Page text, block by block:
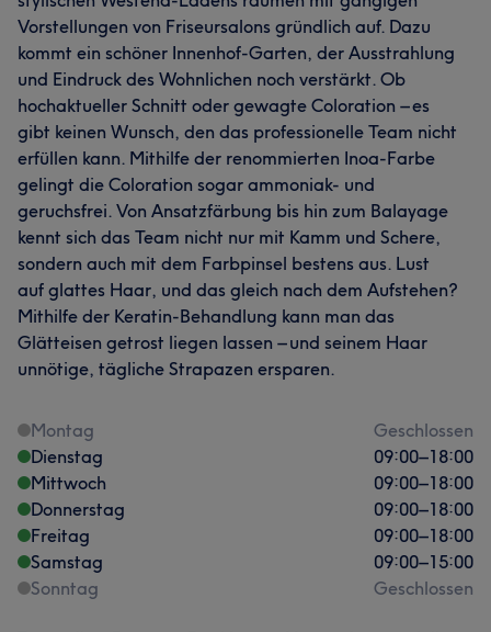
Vorstellungen von Friseursalons gründlich auf. Dazu
kommt ein schöner Innenhof-Garten, der Ausstrahlung
und Eindruck des Wohnlichen noch verstärkt. Ob
hochaktueller Schnitt oder gewagte Coloration – es
gibt keinen Wunsch, den das professionelle Team nicht
erfüllen kann. Mithilfe der renommierten Inoa-Farbe
gelingt die Coloration sogar ammoniak- und
geruchsfrei. Von Ansatzfärbung bis hin zum Balayage
kennt sich das Team nicht nur mit Kamm und Schere,
sondern auch mit dem Farbpinsel bestens aus. Lust
auf glattes Haar, und das gleich nach dem Aufstehen?
Mithilfe der Keratin-Behandlung kann man das
Glätteisen getrost liegen lassen – und seinem Haar
unnötige, tägliche Strapazen ersparen.
Montag
Geschlossen
Dienstag
09:00–18:00
Mittwoch
09:00–18:00
Donnerstag
09:00–18:00
Freitag
09:00–18:00
Samstag
09:00–15:00
Sonntag
Geschlossen